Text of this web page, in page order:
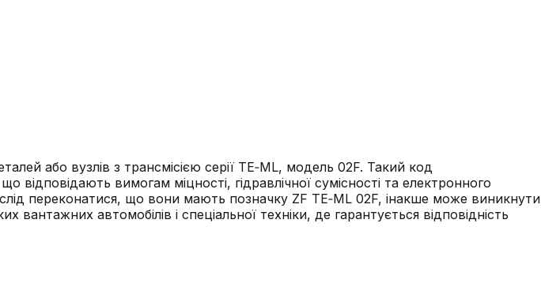
або вузлів з трансмісією серії TE‑ML, модель 02F. Такий код
вимогам міцності, гідравлічної сумісності та електронного
переконатися, що вони мають позначку ZF TE‑ML 02F, інакше може виникнути
автомобілів і спеціальної техніки, де гарантується відповідність